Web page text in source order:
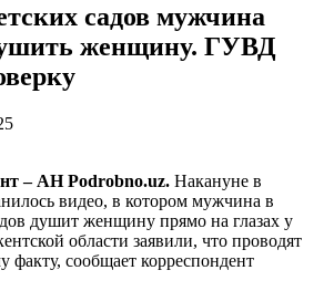
садов мужчина
женщину. ГУВД
– АН Podrobno.uz. Накануне в
видео, в котором мужчина в
душит женщину прямо на глазах у
области заявили, что проводят
факту, сообщает корреспондент